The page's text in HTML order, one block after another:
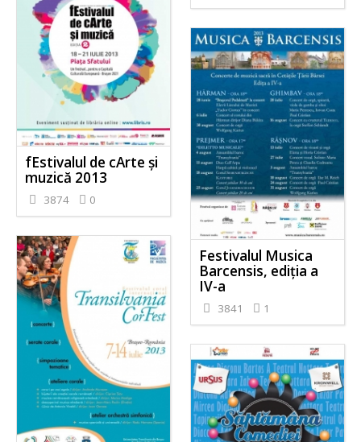
fEstivalul de cArte şi
muzică 2013
3874 0
Festivalul Musica
Barcensis, ediţia a
IV-a
3841 1